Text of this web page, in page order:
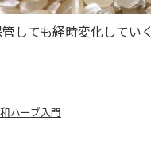
しても経時変化していく
ハーブ入門